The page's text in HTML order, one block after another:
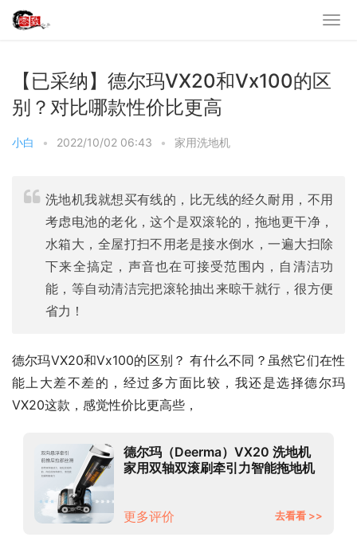
【已采纳】德尔玛VX20和Vx100的区
别？对比哪款性价比更高
小白 • 2022/10/02 06:43 • 家用洗地机
洗地机我就想买有线的，比无线的经久耐用，不用
考虑电池的老化，这个是双滚轮的，拖地更干净，
水箱大，全屋打扫不用老是接水倒水，一遍大扫除
下来全搞定，声音也在可接受范围内，自清洁功
能，等自动清洁完把滚轮抽出来晾干就行，很方便
省力！
德尔玛VX20和Vx100的区别？ 有什么不同？虽然它们在性
能上大差不差的，经过多方面比较，我还是选择德尔玛
VX20这款，感觉性价比更高些，
德尔玛（Deerma）VX20 洗地机
家用双轴双滚刷牵引力智能拖地机
更多评价
去看看 >>